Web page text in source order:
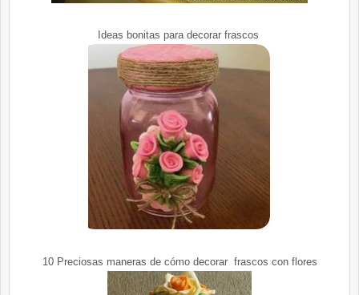
Ideas bonitas para decorar frascos
10 Preciosas maneras de cómo decorar frascos con flores